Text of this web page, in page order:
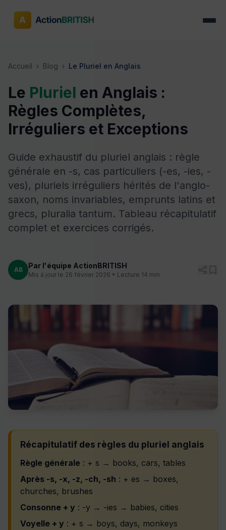
Accueil › Blog › Le Pluriel en Anglais
Le Pluriel en Anglais :
Règles Complètes,
Irréguliers et Exceptions
Guide exhaustif du pluriel anglais : règle
générale en -s, cas particuliers (-es, -ies, -
ves), pluriels irréguliers hérités de l'anglo-
saxon, noms invariables, emprunts latins et
grecs, pluralia tantum. Tableau récapitulatif
complet et exercices corrigés.
AB Par l'équipe ActionBRITISH
Mis à jour le 26 février 2026 • Lecture 14 min
Récapitulatif des règles du pluriel anglais
Règle générale : + s → books, cars, tables
Après -s, -x, -z, -ch, -sh : + es → boxes,
churches, brushes
Consonne + y : -y → -ies → babies, cities
Voyelle + y : + s → boys, days, monkeys